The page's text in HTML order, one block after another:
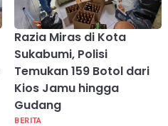
Razia Miras di Kota
Sukabumi, Polisi
Temukan 159 Botol dari
Kios Jamu hingga
Gudang
BERITA